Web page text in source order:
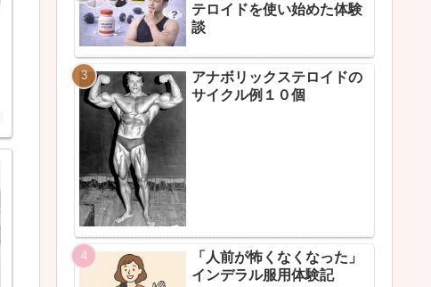
テロイドを使い始めた体験
談
アナボリックステロイドの
サイクル例１０個
「人前が怖くなくなった」
インデラル服用体験記